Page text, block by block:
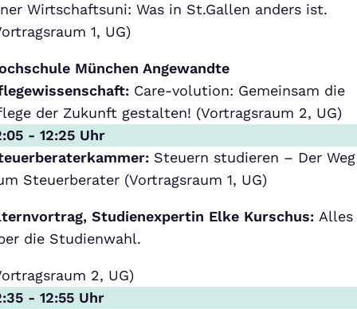
Wirtschaftsuni: Was in St.Gallen anders ist.
1, UG)
München Angewandte
Care-volution: Gemeinsam die
der Zukunft gestalten! (Vortragsraum 2, UG)
- 12:25 Uhr
Steuern studieren – Der Weg
Steuerberater (Vortragsraum 1, UG)
Studienexpertin Elke Kurschus: Alles
die Studienwahl.
2, UG)
- 12:55 Uhr